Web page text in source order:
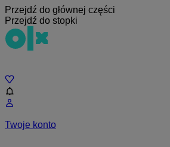
Przejdź do głównej części
Przejdź do stopki
Twoje konto